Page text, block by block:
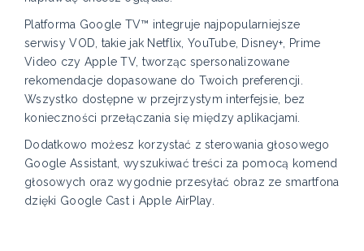
Platforma Google TV™ integruje najpopularniejsze
serwisy VOD, takie jak Netflix, YouTube, Disney+, Prime
Video czy Apple TV, tworząc spersonalizowane
rekomendacje dopasowane do Twoich preferencji.
Wszystko dostępne w przejrzystym interfejsie, bez
konieczności przełączania się między aplikacjami.
Dodatkowo możesz korzystać z sterowania głosowego
Google Assistant, wyszukiwać treści za pomocą komend
głosowych oraz wygodnie przesyłać obraz ze smartfona
dzięki Google Cast i Apple AirPlay.